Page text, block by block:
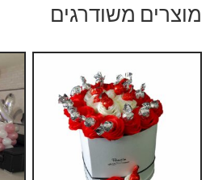
מוצרים משודרגים